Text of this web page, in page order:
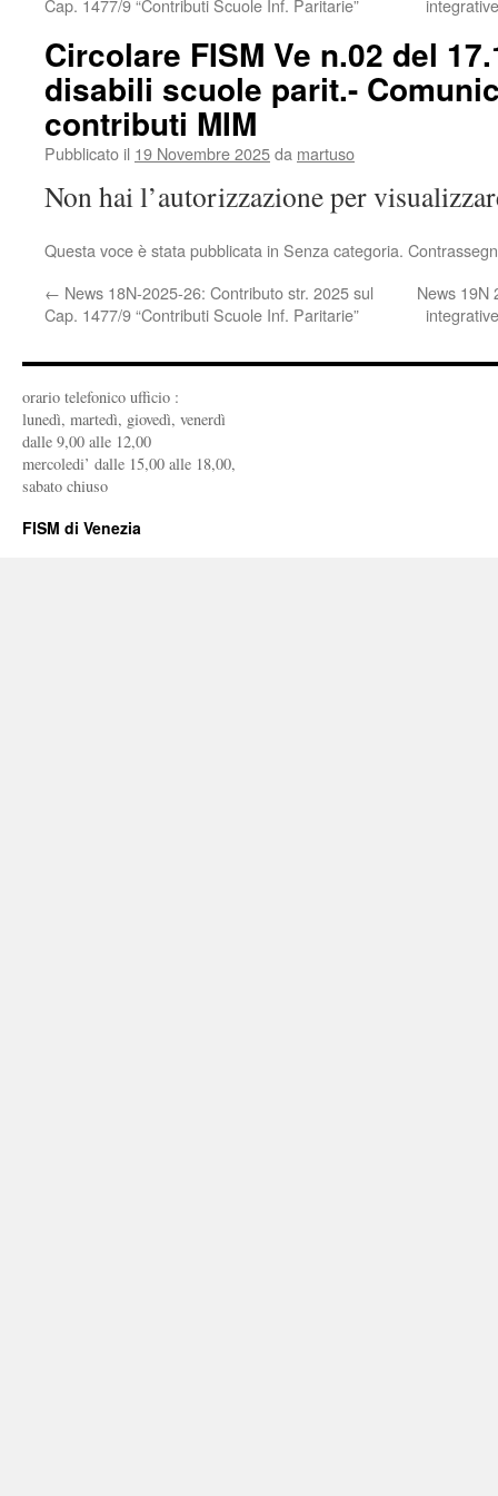
Cap. 1477/9 “Contributi Scuole Inf. Paritarie”
Circolare FISM Ve n.02 del
disabili scuole parit.-
contributi MIM
Pubblicato il 19 Novembre 2025da martuso
Non hai l’autorizzazione per
Questa voce è stata pubblicata in Senza categoria.
← News 18N-2025-26: Contributo str. 2025 sul
Cap. 1477/9 “Contributi Scuole Inf. Paritarie”
News 19N
orario telefonico ufficio :
lunedì, martedì, giovedì, venerdì
dalle 9,00 alle 12,00
mercoledi’ dalle 15,00 alle 18,00,
sabato chiuso
FISM di Venezia